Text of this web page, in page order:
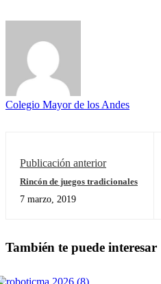
Colegio Mayor de los Andes
Publicación anterior
Rincón de juegos tradicionales
7 marzo, 2019
También te puede interesar